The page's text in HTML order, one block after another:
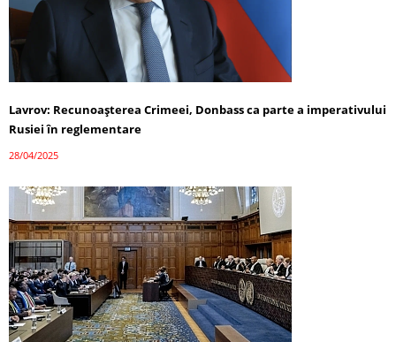
Lavrov: Recunoașterea Crimeei, Donbass ca parte a imperativului
Rusiei în reglementare
28/04/2025